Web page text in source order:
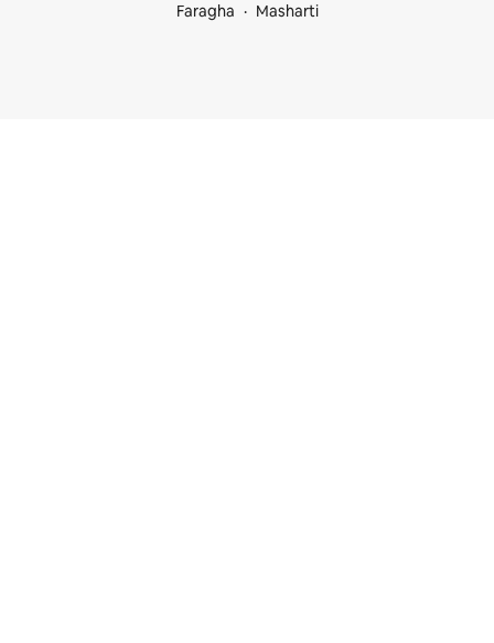
Faragha
Masharti